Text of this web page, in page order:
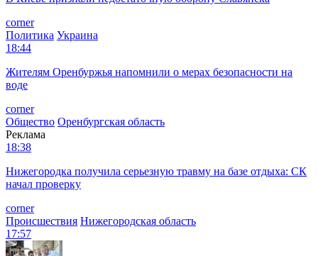
corner
Политика Украина
18:44
Жителям Оренбуржья напомнили о мерах безопасности на
воде
corner
Общество Оренбургская область
Реклама
18:38
Нижегородка получила серьезную травму на базе отдыха: СК
начал проверку
corner
Происшествия Нижегородская область
17:57